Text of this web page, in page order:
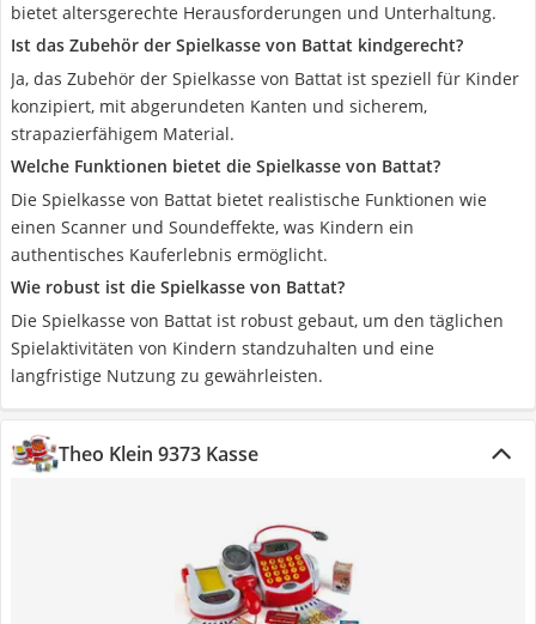
bietet altersgerechte Herausforderungen und Unterhaltung.
Ist das Zubehör der Spielkasse von Battat kindgerecht?
Ja, das Zubehör der Spielkasse von Battat ist speziell für Kinder
konzipiert, mit abgerundeten Kanten und sicherem,
strapazierfähigem Material.
Welche Funktionen bietet die Spielkasse von Battat?
Die Spielkasse von Battat bietet realistische Funktionen wie
einen Scanner und Soundeffekte, was Kindern ein
authentisches Kauferlebnis ermöglicht.
Wie robust ist die Spielkasse von Battat?
Die Spielkasse von Battat ist robust gebaut, um den täglichen
Spielaktivitäten von Kindern standzuhalten und eine
langfristige Nutzung zu gewährleisten.
Theo Klein 9373 Kasse